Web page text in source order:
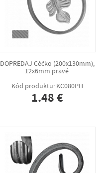
DOPREDAJ Céčko (200x130mm),
12x6mm pravé
Kód produktu: KC080PH
1.48 €